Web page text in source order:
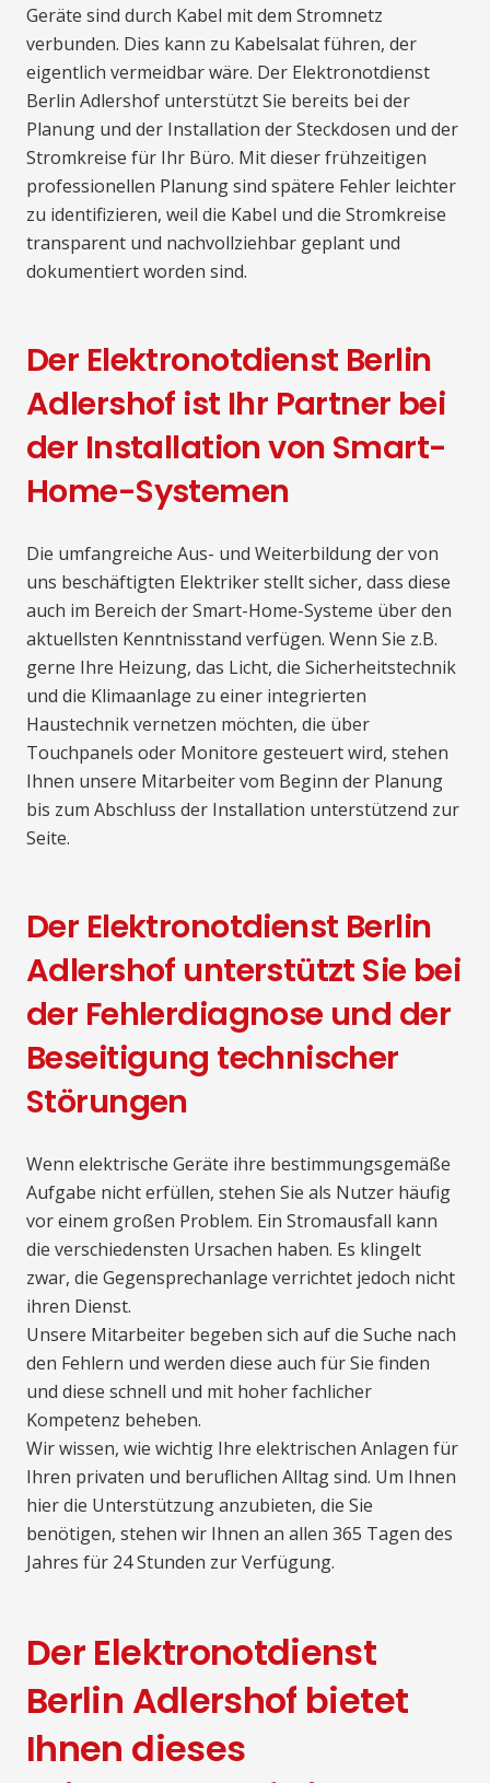
Geräte sind durch Kabel mit dem Stromnetz
verbunden. Dies kann zu Kabelsalat führen, der
eigentlich vermeidbar wäre. Der Elektronotdienst
Berlin Adlershof unterstützt Sie bereits bei der
Planung und der Installation der Steckdosen und der
Stromkreise für Ihr Büro. Mit dieser frühzeitigen
professionellen Planung sind spätere Fehler leichter
zu identifizieren, weil die Kabel und die Stromkreise
transparent und nachvollziehbar geplant und
dokumentiert worden sind.
Der Elektronotdienst Berlin
Adlershof ist Ihr Partner bei
der Installation von Smart-
Home-Systemen
Die umfangreiche Aus- und Weiterbildung der von
uns beschäftigten Elektriker stellt sicher, dass diese
auch im Bereich der Smart-Home-Systeme über den
aktuellsten Kenntnisstand verfügen. Wenn Sie z.B.
gerne Ihre Heizung, das Licht, die Sicherheitstechnik
und die Klimaanlage zu einer integrierten
Haustechnik vernetzen möchten, die über
Touchpanels oder Monitore gesteuert wird, stehen
Ihnen unsere Mitarbeiter vom Beginn der Planung
bis zum Abschluss der Installation unterstützend zur
Seite.
Der Elektronotdienst Berlin
Adlershof unterstützt Sie bei
der Fehlerdiagnose und der
Beseitigung technischer
Störungen
Wenn elektrische Geräte ihre bestimmungsgemäße
Aufgabe nicht erfüllen, stehen Sie als Nutzer häufig
vor einem großen Problem. Ein Stromausfall kann
die verschiedensten Ursachen haben. Es klingelt
zwar, die Gegensprechanlage verrichtet jedoch nicht
ihren Dienst.
Unsere Mitarbeiter begeben sich auf die Suche nach
den Fehlern und werden diese auch für Sie finden
und diese schnell und mit hoher fachlicher
Kompetenz beheben.
Wir wissen, wie wichtig Ihre elektrischen Anlagen für
Ihren privaten und beruflichen Alltag sind. Um Ihnen
hier die Unterstützung anzubieten, die Sie
benötigen, stehen wir Ihnen an allen 365 Tagen des
Jahres für 24 Stunden zur Verfügung.
Der Elektronotdienst
Berlin Adlershof bietet
Ihnen dieses